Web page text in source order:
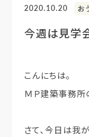
2020.10.20 お
今週は見学
こんにちは。
ＭＰ建築事務所
さて、今日は我